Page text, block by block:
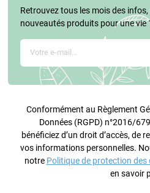
Retrouvez tous les mois des
nouveautés produits pour une vie
Conformément au Règlement
Données (RGPD) n°2016/
bénéficiez d’un droit d’accès, de
vos informations personnelles.
notre Politique de protection des
en savoir